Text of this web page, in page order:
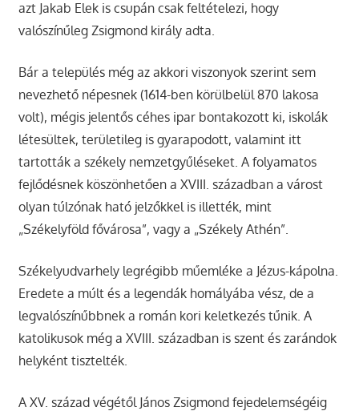
azt Jakab Elek is csupán csak feltételezi, hogy
valószínűleg Zsigmond király adta.
Bár a település még az akkori viszonyok szerint sem
nevezhető népesnek (1614-ben körülbelül 870 lakosa
volt), mégis jelentős céhes ipar bontakozott ki, iskolák
létesültek, területileg is gyarapodott, valamint itt
tartották a székely nemzetgyűléseket. A folyamatos
fejlődésnek köszönhetően a XVIII. században a várost
olyan túlzónak ható jelzőkkel is illették, mint
„Székelyföld fővárosa”, vagy a „Székely Athén”.
Székelyudvarhely legrégibb műemléke a Jézus-kápolna.
Eredete a múlt és a legendák homályába vész, de a
legvalószínűbbnek a román kori keletkezés tűnik. A
katolikusok még a XVIII. században is szent és zarándok
helyként tisztelték.
A XV. század végétől János Zsigmond fejedelemségéig